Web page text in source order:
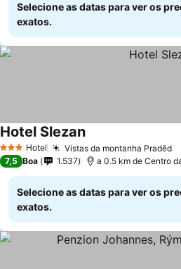
Selecione as datas para ver os
exatos.
3 EstrelasHotel Vistas da montanha Praděd
Hotel SlezanVer preços
7,5 Boa 1.537 a 0.5 km de Centro
Selecione as datas para ver os
exatos.